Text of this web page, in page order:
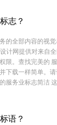
志？
的全部内容的视
计网提供对来自
限。查找完美的
下载一样简单。
服务业标志简洁
语？